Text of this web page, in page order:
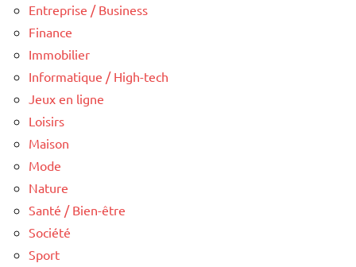
Entreprise / Business
Finance
Immobilier
Informatique / High-tech
Jeux en ligne
Loisirs
Maison
Mode
Nature
Santé / Bien-être
Société
Sport